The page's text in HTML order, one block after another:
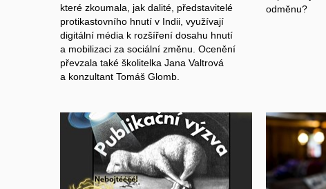
které zkoumala, jak dalité, představitelé
protikastovního hnutí v Indii, využívají
digitální média k rozšíření dosahu hnutí
a mobilizaci za sociální změnu. Ocenění
převzala také školitelka Jana Valtrová
a konzultant Tomáš Glomb.
odměnu?